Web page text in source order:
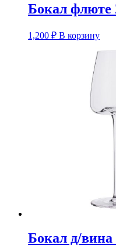
Бокал флюте
1,200 ₽ В корзину
Бокал д/вина